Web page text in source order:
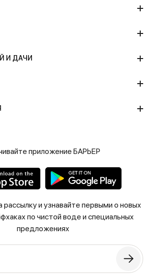
И ДАЧИ
приложение БАРЬЕР
и узнавайте первыми о новых
по чистой воде и специальных
предложениях